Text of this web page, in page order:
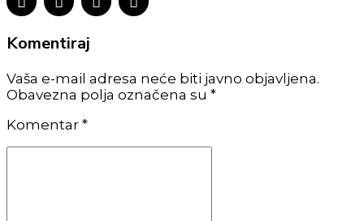
Komentiraj
Vaša e-mail adresa neće biti javno objavljena.
Obavezna polja označena su *
Komentar *